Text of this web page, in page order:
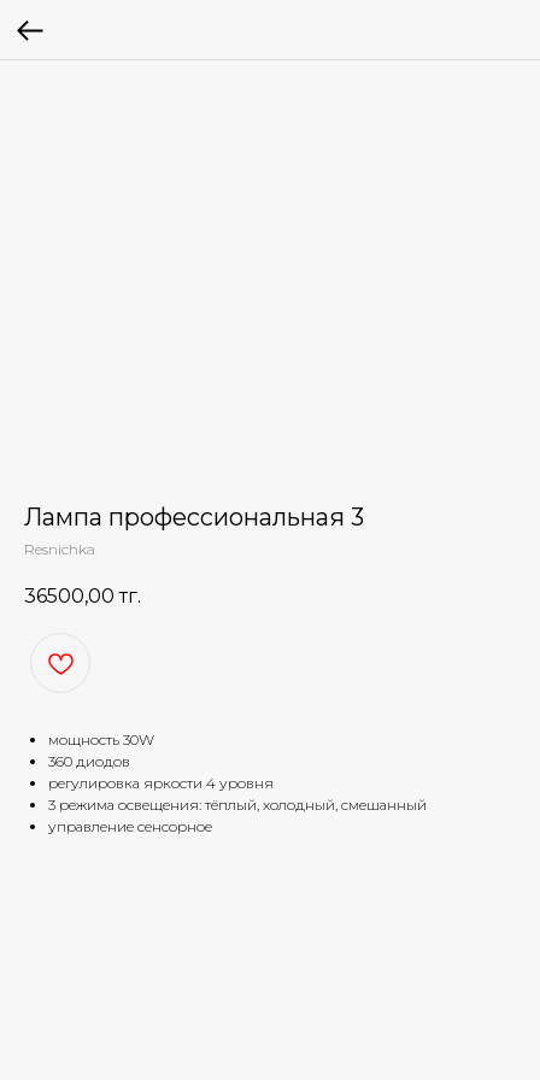
Лампа профессиональная 3
Resnichka
36500,00 тг.
мощность 30W
360 диодов
регулировка яркости 4 уровня
3 режима освещения: тёплый, холодный, смешанный
управление сенсорное